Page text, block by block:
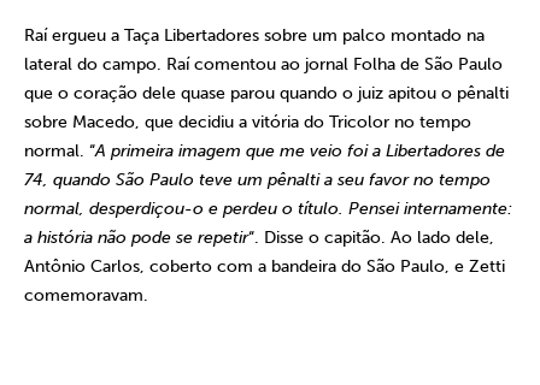
Raí ergueu a Taça Libertadores sobre um palco montado na
lateral do campo. Raí comentou ao jornal Folha de São Paulo
que o coração dele quase parou quando o juiz apitou o pênalti
sobre Macedo, que decidiu a vitória do Tricolor no tempo
normal. “A primeira imagem que me veio foi a Libertadores de
74, quando São Paulo teve um pênalti a seu favor no tempo
normal, desperdiçou-o e perdeu o título. Pensei internamente:
a história não pode se repetir“. Disse o capitão. Ao lado dele,
Antônio Carlos, coberto com a bandeira do São Paulo, e Zetti
comemoravam.